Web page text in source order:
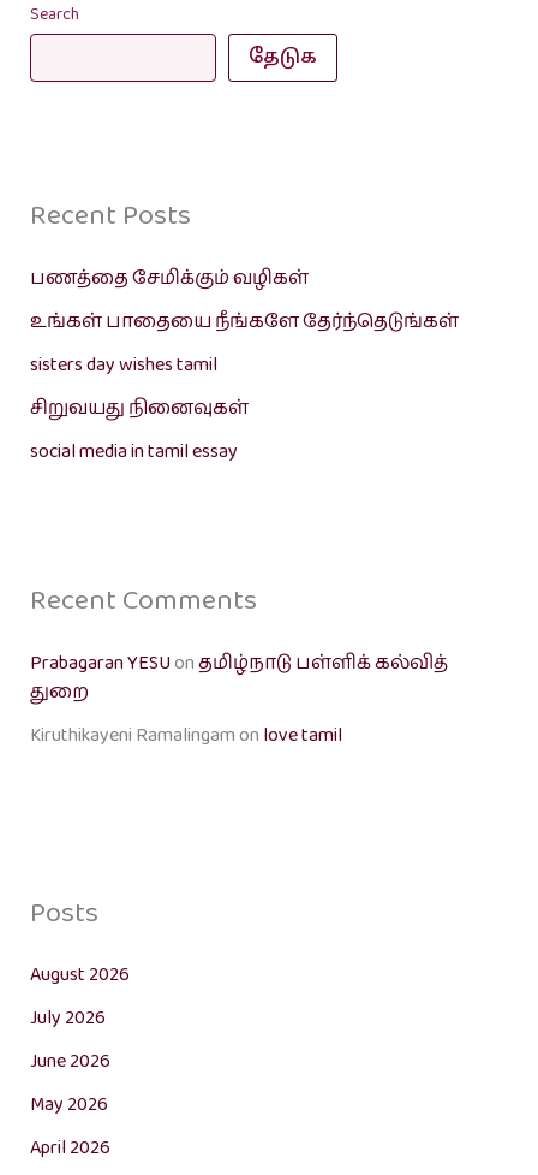
Search
தேடுக
Recent Posts
பணத்தை சேமிக்கும் வழிகள்
உங்கள் பாதையை நீங்களே தேர்ந்தெடுங்கள்
sisters day wishes tamil
சிறுவயது நினைவுகள்
social media in tamil essay
Recent Comments
Prabagaran YESUonதமிழ்நாடு பள்ளிக் கல்வித்
துறை
Kiruthikayeni Ramalingamon love tamil
Posts
August 2026
July 2026
June 2026
May 2026
April 2026